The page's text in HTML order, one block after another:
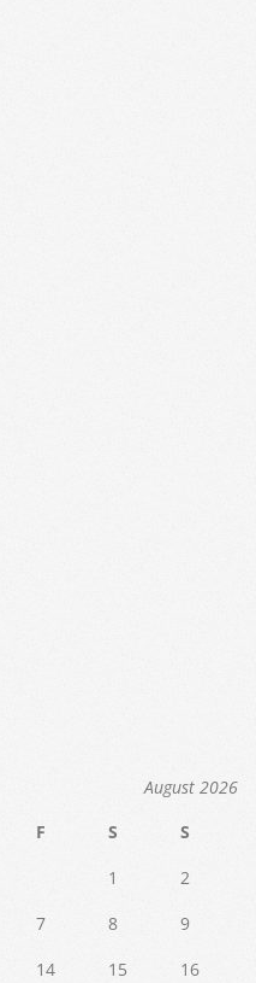
August 2026
F S
S
1
2
7 8
9
14 15
16